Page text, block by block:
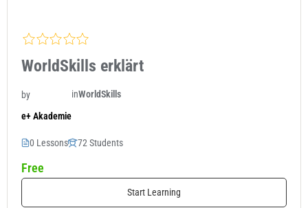
WorldSkills erklärt
by
e+ Akademie
inWorldSkills
0 Lessons 72 Students
Free
Start Learning